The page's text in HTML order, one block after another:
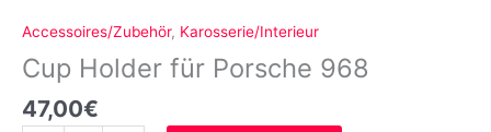
Accessoires/Zubehör, Karosserie/Interieur
Cup Holder für Porsche 968
47,00€